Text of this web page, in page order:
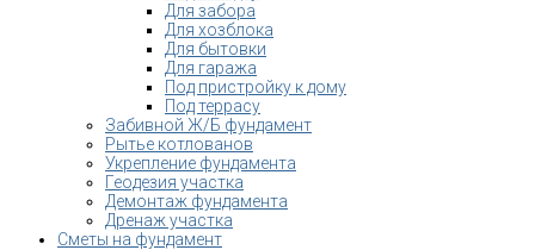
Для забора
Для хозблока
Для бытовки
Для гаража
Под пристройку к дому
Под террасу
Забивной Ж/Б фундамент
Рытье котлованов
Укрепление фундамента
Геодезия участка
Демонтаж фундамента
Дренаж участка
Сметы на фундамент